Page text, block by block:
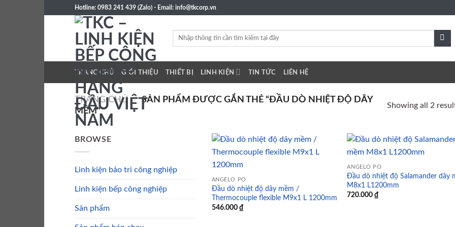
Hotline: 0983 241 439 (Zalo) - Email: info@tkcorp.vn
Tìm
TRANG CHỦ GIỚI THIỆU THIẾT BỊ LINH KIỆN TIN TỨC LIÊN HỆ
TRANG CHỦ / SẢN PHẨM ĐƯỢC GẮN THẺ “ĐẦU DÒ NHIỆT ĐỘ DÂY
MỀM”
Showing all 2
BROWSE
Linh kiện bảo trì công nghiệp
Linh kiện bếp công nghiệp
Sản phẩm
ANGELO PO
Đầu dò nhiệt độ dây mềm /
Thermocouple flexible M9x1 L 1200mm
546.000 ₫
ANGELO PO
Đầu dò nhiệt độ Salamander dây
M8x1 L1200mm
720.000₫